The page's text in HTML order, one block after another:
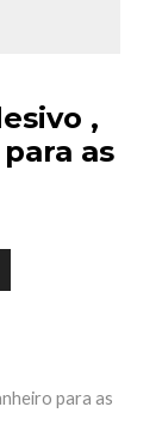
,
as
para as